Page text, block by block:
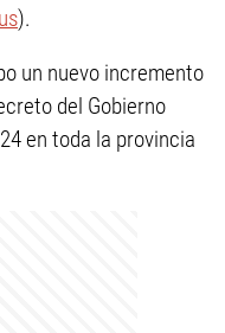
).
un nuevo incremento
del Gobierno
en toda la provincia